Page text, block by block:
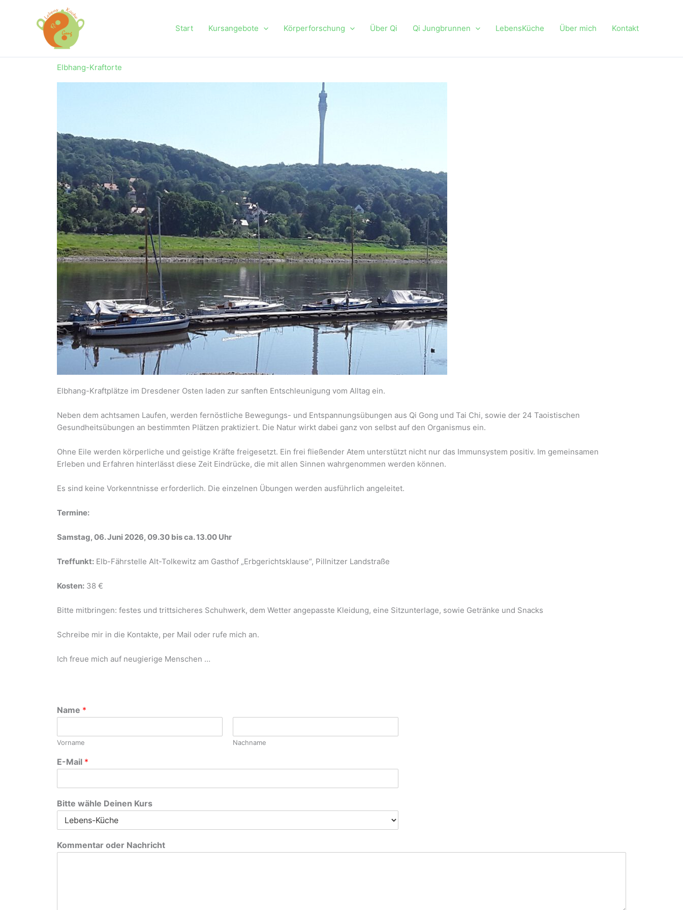
Start Kursangebote Körperforschung Über Qi Qi Jungbrunnen LebensKüche Über mich Kontakt
Elbhang-Kraftorte
Elbhang-Kraftplätze im Dresdener Osten laden zur sanften Entschleunigung vom Alltag ein.
Neben dem achtsamen Laufen, werden fernöstliche Bewegungs- und Entspannungsübungen aus Qi Gong und Tai Chi, sowie der 24 Taoistischen
Gesundheitsübungen an bestimmten Plätzen praktiziert. Die Natur wirkt dabei ganz von selbst auf den Organismus ein.
Ohne Eile werden körperliche und geistige Kräfte freigesetzt. Ein frei fließender Atem unterstützt nicht nur das Immunsystem positiv. Im gemeinsamen
Erleben und Erfahren hinterlässt diese Zeit Eindrücke, die mit allen Sinnen wahrgenommen werden können.
Es sind keine Vorkenntnisse erforderlich. Die einzelnen Übungen werden ausführlich angeleitet.
Termine:
Samstag, 06. Juni 2026, 09.30 bis ca. 13.00 Uhr
Treffunkt: Elb-Fährstelle Alt-Tolkewitz am Gasthof „Erbgerichtsklause“, Pillnitzer Landstraße
Kosten: 38 €
Bitte mitbringen: festes und trittsicheres Schuhwerk, dem Wetter angepasste Kleidung, eine Sitzunterlage, sowie Getränke und Snacks
Schreibe mir in die Kontakte, per Mail oder rufe mich an.
Ich freue mich auf neugierige Menschen …
Name *
Vorname Nachname
E-Mail *
Bitte wähle Deinen Kurs
Kommentar oder Nachricht